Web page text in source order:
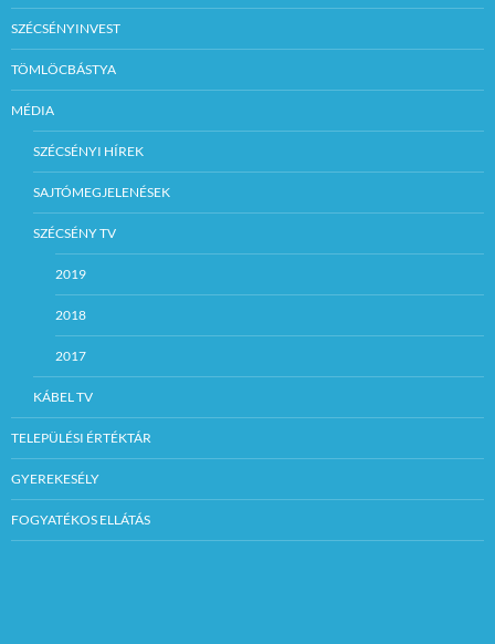
SZÉCSÉNYINVEST
TÖMLÖCBÁSTYA
MÉDIA
SZÉCSÉNYI HÍREK
SAJTÓMEGJELENÉSEK
SZÉCSÉNY TV
2019
2018
2017
KÁBEL TV
TELEPÜLÉSI ÉRTÉKTÁR
GYEREKESÉLY
FOGYATÉKOS ELLÁTÁS